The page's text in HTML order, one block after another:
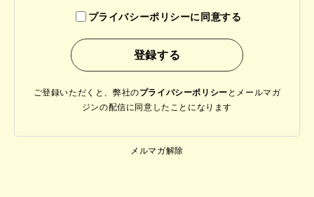
プライバシーポリシーに同意する
ご登録いただくと、弊社のプライバシーポリシー と メールマガ
ジンの配信に同意したことになります
メルマガ解除